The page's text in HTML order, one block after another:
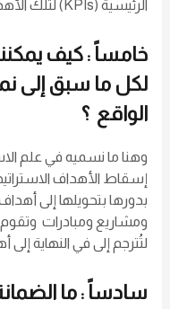
الرئيسية (KPIs) لتلك الأهداف
خامساً : كيف
لكل ما سبق إلى
الواقع ؟
وهنا ما نسميه في علم
إسقاط الأهداف
بدورها بتحويلها إلى
ومشاريع ومبادرات
لتُترجم إلى في النهاية
سادساً : ما